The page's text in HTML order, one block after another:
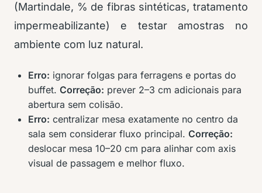
(Martindale, % de fibras sintéticas, tratamento
impermeabilizante) e testar amostras no
ambiente com luz natural.
Erro: ignorar folgas para ferragens e portas do
buffet. Correção: prever 2–3 cm adicionais para
abertura sem colisão.
Erro: centralizar mesa exatamente no centro da
sala sem considerar fluxo principal. Correção:
deslocar mesa 10–20 cm para alinhar com axis
visual de passagem e melhor fluxo.